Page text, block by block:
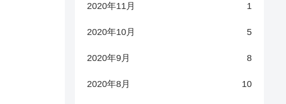
2020年11月 1
2020年10月 5
2020年9月 8
2020年8月 10